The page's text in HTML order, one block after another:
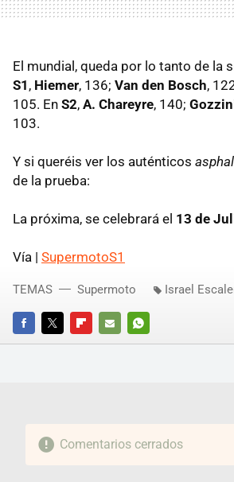
El mundial, queda por lo tanto de la
S1 , Hiemer, 136; Van den Bosch,
105. En S2, A. Chareyre, 140;
103.
Y si queréis ver los auténticos
de la prueba:
La próxima, se celebrará el 13 de
Vía | SupermotoS1
FACEBOOKTWITTERFLIPBOARD
E-
WHATSAPP
TEMAS Supermoto Israel
Comentarios cerrados